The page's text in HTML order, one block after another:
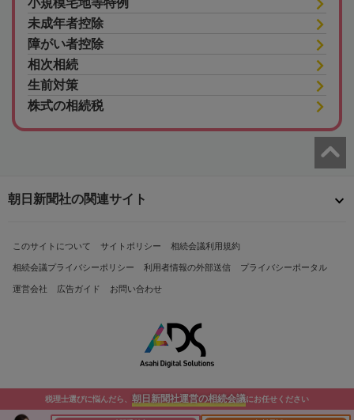
未成年者控除
障がい者控除
相次相続
生前対策
株式の相続税
税理士選びに悩んだら、 朝日新聞社運営の相続会議にお任せください
朝日新聞社の関連サイト
このサイトについて サイトポリシー 相続会議利用規約
相続会議プライバシーポリシー 利用者情報の外部送信 プライバシーポータル
運営会社 広告ガイド お問い合わせ
Copyright© The Asahi Shimbun Company. All Rights Reserved.